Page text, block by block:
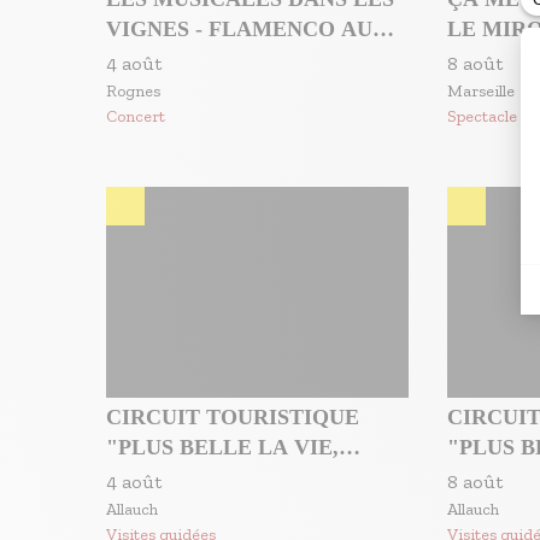
VIGNES - FLAMENCO AU
CHÂTEAU BARBEBELLE
4 août
Rognes
Concert
LE
8 août
Marseille
Spectacle
CIRCUIT TOURISTIQUE
"PLUS BELLE LA VIE,
ENCORE PLUS BELLE"
4 août
Allauch
Visites guidées
"PLUS
8 août
Allauch
Visites